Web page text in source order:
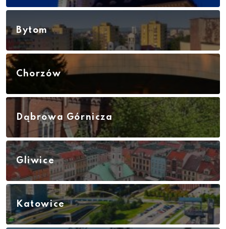
Bytom
Chorzów
Dąbrowa Górnicza
Gliwice
Katowice